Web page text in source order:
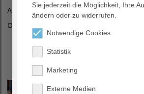
AKTIONSWOCHEN ÄLTERWERDEN
O'zapft is!“
Sie jederzeit die Möglichkeit, Ihre
ändern oder zu widerrufen.
Notwendige Cookies
Statistik
Marketing
Externe Medien